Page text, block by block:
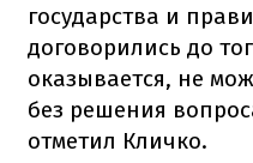
государства и
договорились до
оказывается, не
без решения
отметил Кличко.